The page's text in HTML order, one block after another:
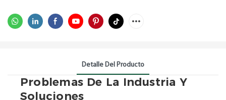
Detalle Del Producto
Problemas De La Industria Y
Soluciones